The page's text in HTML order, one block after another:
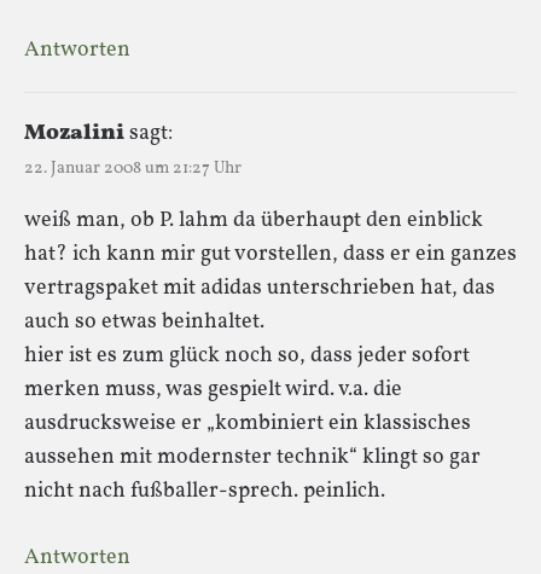
Antworten
Mozalinisagt:
22. Januar 2008 um 21:27 Uhr
weiß man, ob P. lahm da überhaupt den einblick
hat? ich kann mir gut vorstellen, dass er ein ganzes
vertragspaket mit adidas unterschrieben hat, das
auch so etwas beinhaltet.
hier ist es zum glück noch so, dass jeder sofort
merken muss, was gespielt wird. v.a. die
ausdrucksweise er „kombiniert ein klassisches
aussehen mit modernster technik“ klingt so gar
nicht nach fußballer-sprech. peinlich.
Antworten